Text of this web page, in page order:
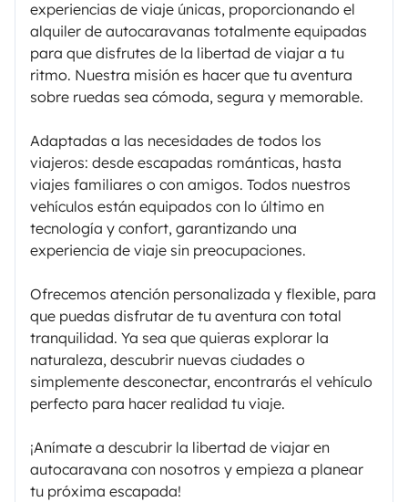
experiencias de viaje únicas, proporcionando el
alquiler de autocaravanas totalmente equipadas
para que disfrutes de la libertad de viajar a tu
ritmo. Nuestra misión es hacer que tu aventura
sobre ruedas sea cómoda, segura y memorable.
Adaptadas a las necesidades de todos los
viajeros: desde escapadas románticas, hasta
viajes familiares o con amigos. Todos nuestros
vehículos están equipados con lo último en
tecnología y confort, garantizando una
experiencia de viaje sin preocupaciones.
Ofrecemos atención personalizada y flexible, para
que puedas disfrutar de tu aventura con total
tranquilidad. Ya sea que quieras explorar la
naturaleza, descubrir nuevas ciudades o
simplemente desconectar, encontrarás el vehículo
perfecto para hacer realidad tu viaje.
¡Anímate a descubrir la libertad de viajar en
autocaravana con nosotros y empieza a planear
tu próxima escapada!